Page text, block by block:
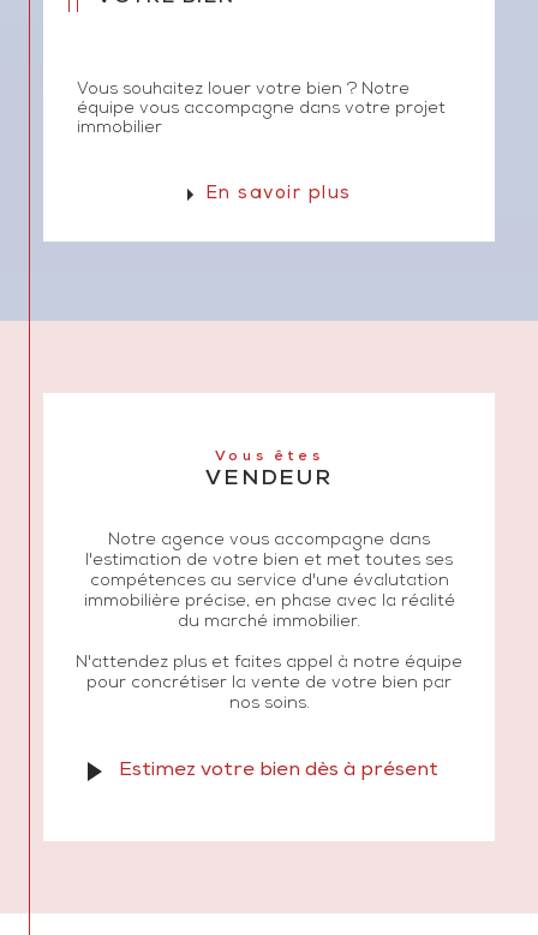
Vous souhaitez louer votre bien ? Notre
équipe vous accompagne dans votre projet
immobilier
En savoir plus
Vous êtes
VENDEUR
Notre agence vous accompagne dans
l'estimation de votre bien et met toutes ses
compétences au service d'une évalutation
immobilière précise, en phase avec la réalité
du marché immobilier.
N'attendez plus et faites appel à notre équipe
pour concrétiser la vente de votre bien par
nos soins.
Estimez votre bien dès à présent